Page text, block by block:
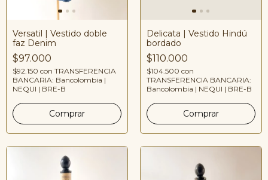
Versatil | Vestido doble
faz Denim
$97.000
$92.150 con TRANSFERENCIA
BANCARIA: Bancolombia |
NEQUI | BRE-B
Delicata | Vestido Hindú
bordado
$110.000
$104.500 con
TRANSFERENCIA BANCARIA:
Bancolombia | NEQUI | BRE-B